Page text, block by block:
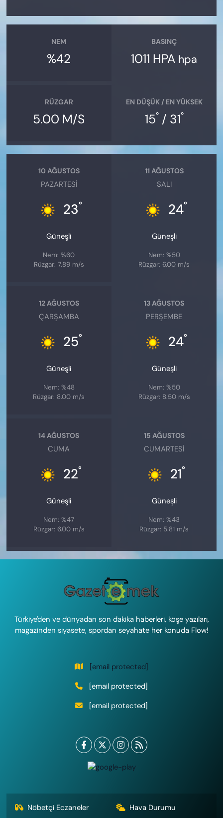
NEM
%42
BASINÇ
1011 HPA hpa
RÜZGAR
5.00 M/S
EN DÜŞÜK / EN YÜKSEK
15°/ 31°
10 AĞUSTOS
PAZARTESI
23°
Güneşli
Nem: %60
Rüzgar: 7.89 m/s
11 AĞUSTOS
SALI
24°
Güneşli
Nem: %50
Rüzgar: 6.00 m/s
12 AĞUSTOS
ÇARŞAMBA
25°
Güneşli
Nem: %48
Rüzgar: 8.00 m/s
13 AĞUSTOS
PERŞEMBE
24°
Güneşli
Nem: %50
Rüzgar: 8.50 m/s
14 AĞUSTOS
CUMA
22°
Güneşli
Nem: %47
Rüzgar: 6.00 m/s
15 AĞUSTOS
CUMARTESI
21°
Güneşli
Nem: %43
Rüzgar: 5.81 m/s
Türkiye'den ve dünyadan son dakika haberleri, köşe yazıları,
magazinden siyasete, spordan seyahate her konuda Flow!
[email protected]
[email protected]
[email protected]
Nöbetçi Eczaneler Hava Durumu